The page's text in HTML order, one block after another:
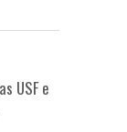
USF e